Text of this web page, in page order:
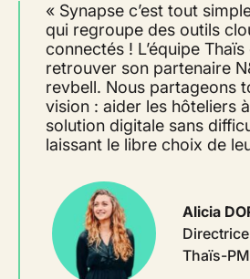
« Synapse c’est tout
qui regroupe des outils
connectés ! L’équipe
retrouver son partenaire
revbell. Nous partageons
vision : aider les hôteliers
solution digitale sans
laissant le libre choix de
Alicia
Thaïs-